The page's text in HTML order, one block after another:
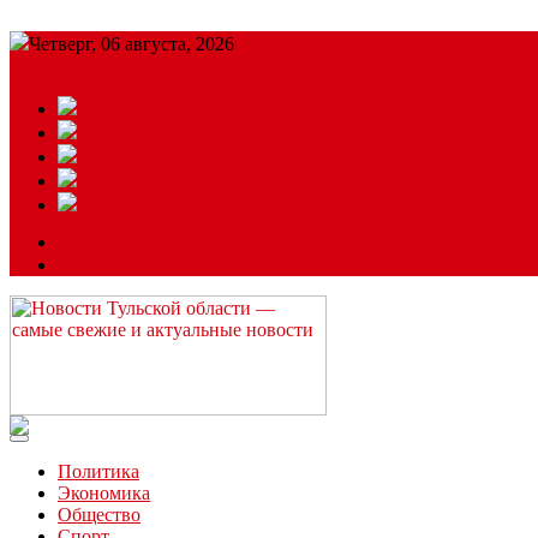
Четверг, 06 августа, 2026
Читайте последние новости дня в Тульской области на сайте
Политика
Экономика
Общество